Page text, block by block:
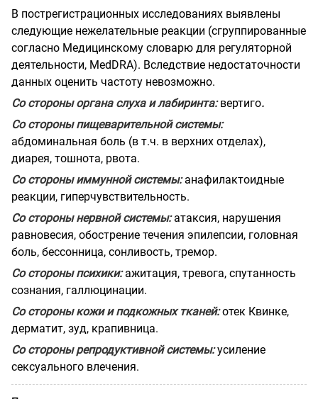
В пострегистрационных исследованиях выявлены
следующие нежелательные реакции (сгруппированные
согласно Медицинскому словарю для регуляторной
деятельности, MedDRA). Вследствие недостаточности
данных оценить частоту невозможно.
Со стороны органа слуха и лабиринта:вертиго.
Со стороны пищеварительной системы:
абдоминальная боль (в т.ч. в верхних отделах),
диарея, тошнота, рвота.
Со стороны иммунной системы:анафилактоидные
реакции, гиперчувствительность.
Со стороны нервной системы:атаксия, нарушения
равновесия, обострение течения эпилепсии, головная
боль, бессонница, сонливость, тремор.
Со стороны психики:ажитация, тревога, спутанность
сознания, галлюцинации.
Со стороны кожи и подкожных тканей:отек Квинке,
дерматит, зуд, крапивница.
Со стороны репродуктивной системы:усиление
сексуального влечения.